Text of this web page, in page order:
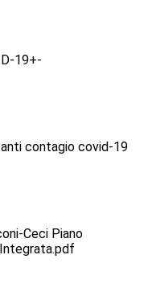
19+-
contagio covid-19
Ceci Piano